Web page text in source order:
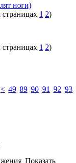
ноги)
1 2)
1 2)
< 49 89 90 91 92 93
Показать